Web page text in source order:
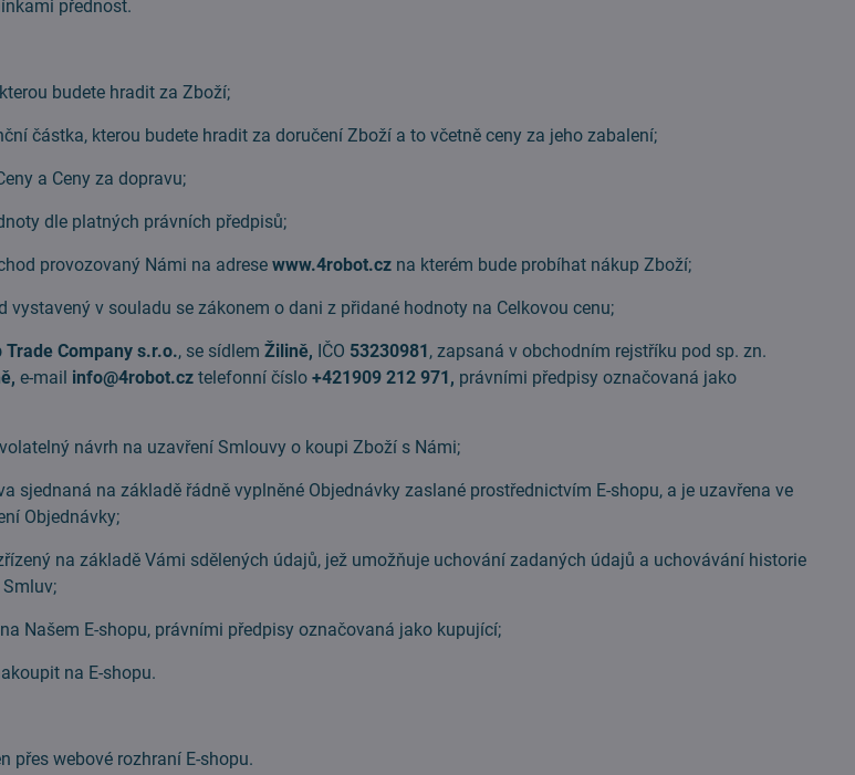
přednost.
budete hradit za Zboží;
částka, kterou budete hradit za doručení Zboží a to včetně ceny za jeho zabalení;
a Ceny za dopravu;
dle platných právních předpisů;
provozovaný Námi na adresewww.4robot.cz na kterém bude probíhat nákup Zboží;
vystavený v souladu se zákonem o dani z přidané hodnoty na Celkovou cenu;
Trade Company s.r.o., se sídlemŽilině, IČO 53230981, zapsaná v obchodním rejstříku pod sp. zn.
e-mail info@4robot.cztelefonní číslo +421909 212 971, právními předpisy označovaná jako
návrh na uzavření Smlouvy o koupi Zboží s Námi;
sjednaná na základě řádně vyplněné Objednávky zaslané prostřednictvím E-shopu, a je uzavřena ve
Objednávky;
na základě Vámi sdělených údajů, jež umožňuje uchování zadaných údajů a uchovávání historie
Našem E-shopu, právními předpisy označovaná jako kupující;
na E-shopu.
webové rozhraní E-shopu.